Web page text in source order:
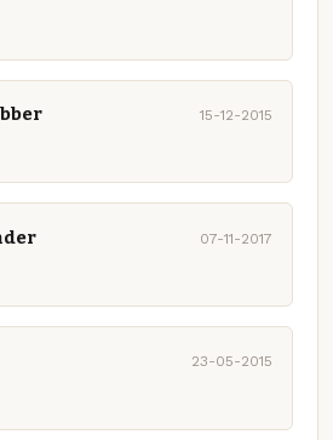
15-12-2015
07-11-2017
23-05-2015